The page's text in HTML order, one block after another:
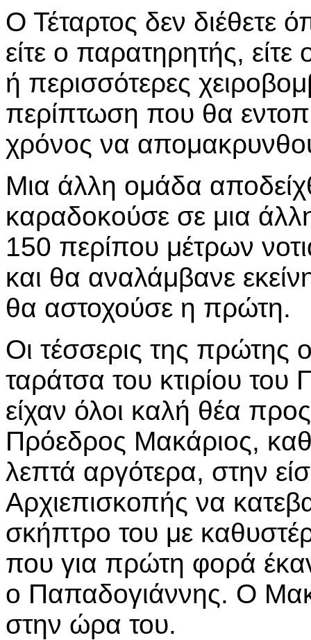
Ο Τέταρτος δεν διέθετε
είτε ο παρατηρητής,
ή περισσότερες
περίπτωση που θα
χρόνος να
Μια άλλη ομάδα
καραδοκούσε σε μια
150 περίπου μέτρων
και θα αναλάμβανε
θα αστοχούσε η πρώτη.
Οι τέσσερις της πρώτης
ταράτσα του κτιρίου
είχαν όλοι καλή θέα
Πρόεδρος Μακάριος,
λεπτά αργότερα, στην
Αρχιεπισκοπής να
σκήπτρο του με
που για πρώτη φορά
ο Παπαδογιάννης. Ο
στην ώρα του.